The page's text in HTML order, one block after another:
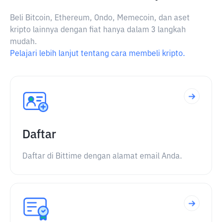
Beli Bitcoin, Ethereum, Ondo, Memecoin, dan aset
kripto lainnya dengan fiat hanya dalam 3 langkah
mudah.
Pelajari lebih lanjut tentang cara membeli kripto.
Daftar
Daftar di Bittime dengan alamat email Anda.